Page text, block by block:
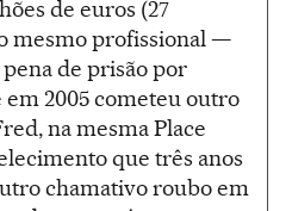
de euros (27
mesmo profissional —
de prisão por
2005 cometeu outro
na mesma Place
que três anos
chamativo roubo em